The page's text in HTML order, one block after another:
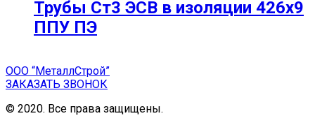
Трубы Ст3 ЭСВ в изоляции 426х9
ППУ ПЭ
ООО “МеталлСтрой”
ЗАКАЗАТЬ ЗВОНОК
© 2020. Все права защищены.